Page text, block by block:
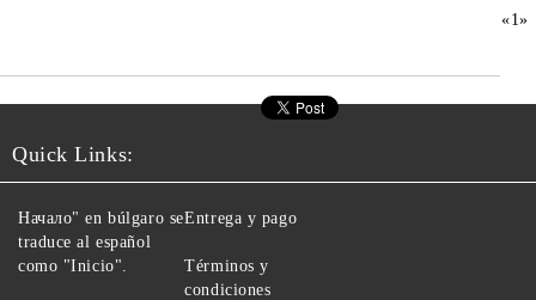
«1»
Quick Links:
Начало" en búlgaro se
traduce al español
como "Inicio".
Entrega y pago
Términos y
condiciones